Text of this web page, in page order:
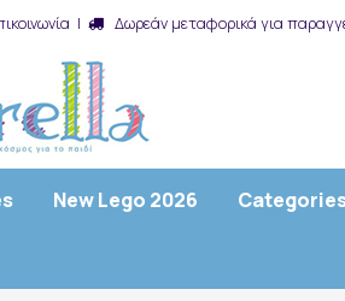
| Δωρεάν μεταφορικά για
New Lego 2026